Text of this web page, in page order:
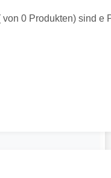
0 Produkten) sind e